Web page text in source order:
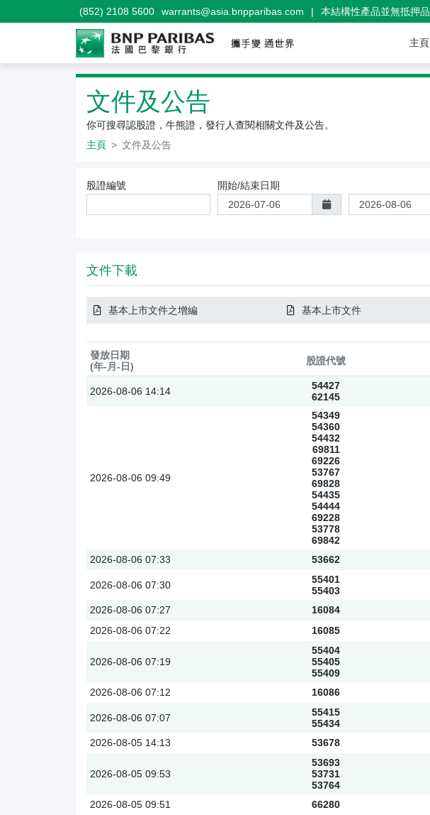
(852) 2108 5600 warrants@asia.bnpparibas.com | 本結構性產品並無抵押品
主頁
文件及公告
你可搜尋認股證，牛熊證，發行人查閱相關文件及公告。
主頁
文件及公告
文件及公告搜尋條件
股證編號
開始/結束日期
文件下載
基本上市文件之增編 基本上市文件
發放日期
(年-月-日)
股證代號
2026-08-06 14:14
54427
62145
2026-08-06 09:49
54349
54360
54432
69811
69226
53767
69828
54435
54444
69228
53778
69842
2026-08-06 07:33 53662
2026-08-06 07:30
55401
55403
2026-08-06 07:27 16084
2026-08-06 07:22 16085
2026-08-06 07:19
55404
55405
55409
2026-08-06 07:12 16086
2026-08-06 07:07
55415
55434
2026-08-05 14:13 53678
2026-08-05 09:53
53693
53731
53764
2026-08-05 09:51 66280